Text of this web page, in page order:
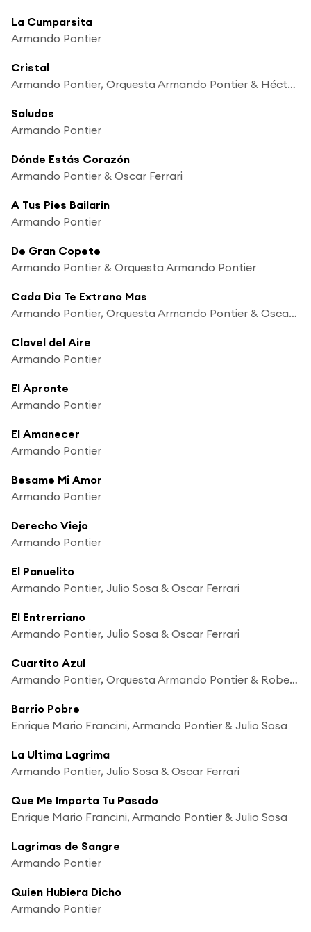
La Cumparsita
Armando Pontier
Cristal
Armando Pontier, Orquesta Armando Pontier & Héctor Darío
Saludos
Armando Pontier
Dónde Estás Corazón
Armando Pontier & Oscar Ferrari
A Tus Pies Bailarin
Armando Pontier
De Gran Copete
Armando Pontier & Orquesta Armando Pontier
Cada Dia Te Extrano Mas
Armando Pontier, Orquesta Armando Pontier & Oscar Ferrari
Clavel del Aire
Armando Pontier
El Apronte
Armando Pontier
El Amanecer
Armando Pontier
Besame Mi Amor
Armando Pontier
Derecho Viejo
Armando Pontier
El Panuelito
Armando Pontier, Julio Sosa & Oscar Ferrari
El Entrerriano
Armando Pontier, Julio Sosa & Oscar Ferrari
Cuartito Azul
Armando Pontier, Orquesta Armando Pontier & Roberto Rufino
Barrio Pobre
Enrique Mario Francini, Armando Pontier & Julio Sosa
La Ultima Lagrima
Armando Pontier, Julio Sosa & Oscar Ferrari
Que Me Importa Tu Pasado
Enrique Mario Francini, Armando Pontier & Julio Sosa
Lagrimas de Sangre
Armando Pontier
Quien Hubiera Dicho
Armando Pontier